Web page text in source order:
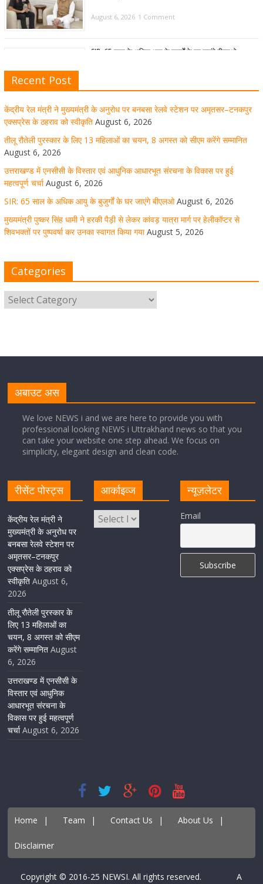
August 6, 2026 1 Comment
SIR: 65 साल के अधिक आयु के बुजुर्गों के घर जाएंगे बीएलओ
मुख्यमंत्री पुष्कर सिंह धामी ने हरकी पैड़ी से लेकर कांवड़ यात्रा मार्ग
पर हेलीकॉप्टर से शिवभक्तों पर पुष्पवर्षा कर उनका स्वागत किया गया
धर्मनगरी हरिद्वार में कांवड़ यात्रा के दौरान मंगलवार को आस्था, सेवा
और संस्कृति का अद्भुत संगम देखने को मिला
मुख्यमंत्री ने स्वास्थ्य सेवा शिविर का किया शुभारंभ, श्रद्धालुओं को
अपने हाथों से परोसा भोजन
August 5, 2026 1 Comment
सीएम धामी ने हरिद्वार में शिवभक्तों का हेलिकॉप्टर से पुष्पवर्षा और पैर
धोकर किया स्वागत
विकास योजनाओं का लोकार्पण-शिलान्यास
Recent Post
केंद्रीय रेल मंत्री ने मुख्यमंत्री के अनुरोध पर बनबसा रेलवे स्टेशन पर अमृतसर–टनकपुर
एक्सप्रेस के ठहराव को स्वीकृति August 6, 2026
तीलू रौतेली पुरस्कार के लिए 13 महिलाओं का चयन, 8 अगस्त को सीएम करेंगे सम्मानित
August 6, 2026
उत्तराखण्ड में एनसीसी के विस्तार एवं आधुनिक आधारभूत संरचना के विकास पर हुई
महत्वपूर्ण चर्चा August 6, 2026
SIR: 65 साल के अधिक आयु के बुजुर्गों के घर जाएंगे बीएलओ August 6, 2026
मुख्यमंत्री पुष्कर सिंह धामी ने हरकी पैड़ी से लेकर कांवड़ यात्रा मार्ग पर हेलीकॉप्टर से
शिवभक्तों पर पुष्पवर्षा कर उनका स्वागत किया गया August 5, 2026
Categories
अबाउट अस
We love NEWS i and we are here to provide you with
professional looking NEWS i Uttrakhand news so that you
can take your website one step ahead. We focus on
simplicity, elegant design and clean code.
रीसेंट पोस्ट्स
केंद्रीय रेल मंत्री ने
मुख्यमंत्री के अनुरोध पर
बनबसा रेलवे स्टेशन पर
अमृतसर–टनकपुर
एक्सप्रेस के ठहराव को
स्वीकृति August 6,
2026
तीलू रौतेली पुरस्कार के
लिए 13 महिलाओं का
चयन, 8 अगस्त को सीएम
करेंगे सम्मानित August
6, 2026
उत्तराखण्ड में एनसीसी के
विस्तार एवं आधुनिक
आधारभूत संरचना के
विकास पर हुई महत्वपूर्ण
चर्चा August 6, 2026
आर्काइव्ज न्यूज़लेटर
Email
Home | Team | Contact Us | About Us |
Disclaimer
Copyright © 2016-25 NEWSI. All rights reserved. A